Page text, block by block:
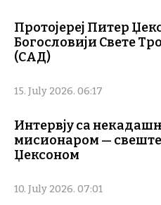
Протојереј Питер
Богословији Свете
(САД)
15. July 2026. 06:17
Интервју са
мисионаром —
Џексоном
10. July 2026. 07:01